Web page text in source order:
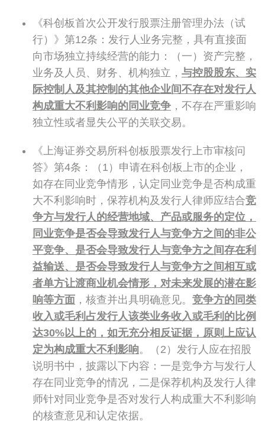
《科创板首次公开发行股票注册管理办法（试
行）》第12条：发行人业务完整，具有直接面
向市场独立持续经营的能力：（一）资产完整，
业务及人员、财务、机构独立， 与控股股东、实
际控制人及其控制的其他企业间不存在对发行人
构成重大不利影响的同业竞争 ，不存在严重影响
独立性或者显失公平的关联交易。
《上海证券交易所科创板股票发行上市审核问
答》第4条：（1）申请在科创板上市的企业，
如存在同业竞争情形，认定同业竞争是否构成重
大不利影响时，保荐机构及发行人律师应结合竞
争方与发行人的经营地域、产品或服务的定位，
同业竞争是否会导致发行人与竞争方之间的非公
平竞争、是否会导致发行人与竞争方之间存在利
益输送、是否会导致发行人与竞争方之间相互或
者单方让渡商业机会情形，对未来发展的潜在影
响等方面 ，核查并出具明确意见。 竞争方的同类
收入或毛利占发行人该类业务收入或毛利的比例
达30%以上的，如无充分相反证据，原则上应认
定为构成重大不利影响。（2）发行人应在招股
说明书中，披露以下内容：一是竞争方与发行人
存在同业竞争的情况，二是保荐机构及发行人律
师针对同业竞争是否对发行人构成重大不利影响
的核查意见和认定依据。